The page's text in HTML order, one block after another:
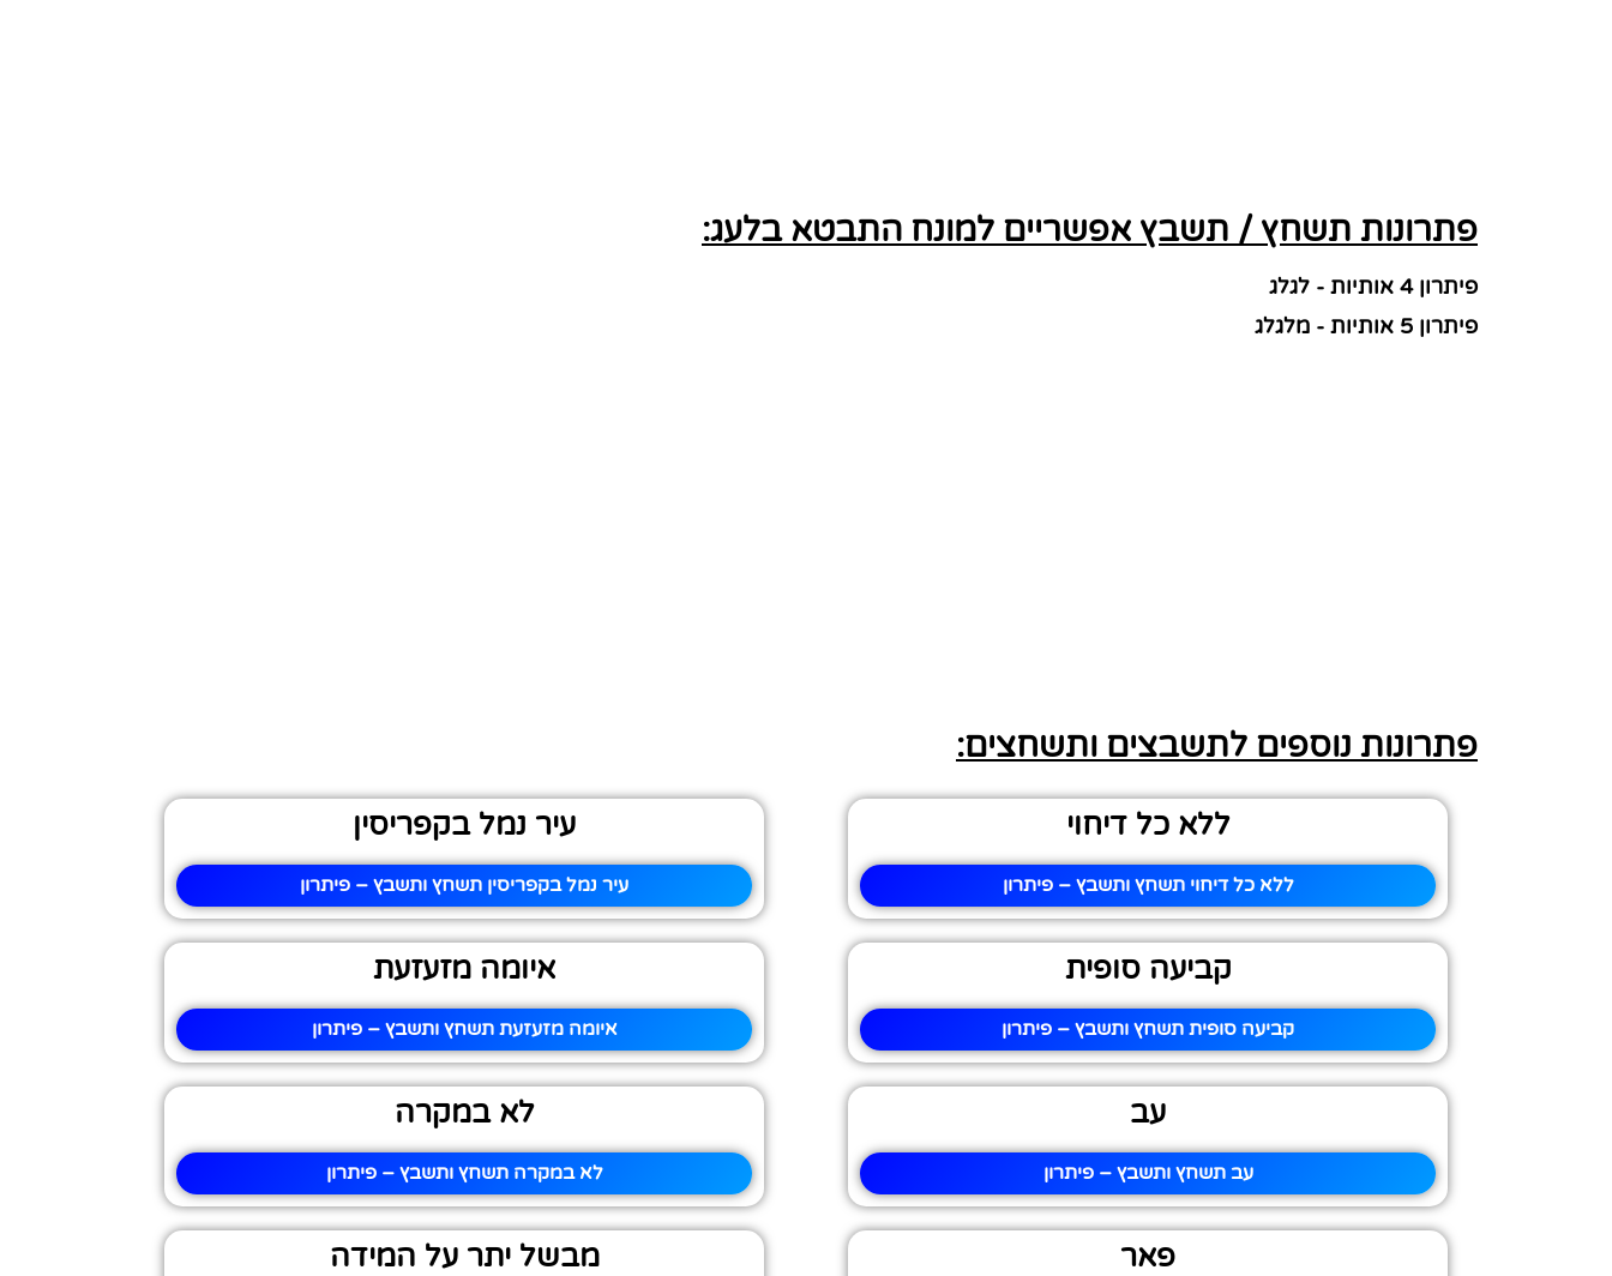
פתרונות תשחץ / תשבץ אפשריים למונח התבטא בלעג:
פיתרון 4 אותיות - לגלג
פיתרון 5 אותיות - מלגלג
פתרונות נוספים לתשבצים ותשחצים:
ללא כל דיחוי
ללא כל דיחוי תשחץ ותשבץ – פיתרון
עיר נמל בקפריסין
עיר נמל בקפריסין תשחץ ותשבץ – פיתרון
קביעה סופית
קביעה סופית תשחץ ותשבץ – פיתרון
איומה מזעזעת
איומה מזעזעת תשחץ ותשבץ – פיתרון
עב
עב תשחץ ותשבץ – פיתרון
לא במקרה
לא במקרה תשחץ ותשבץ – פיתרון
פאר מבשל יתר על המידה